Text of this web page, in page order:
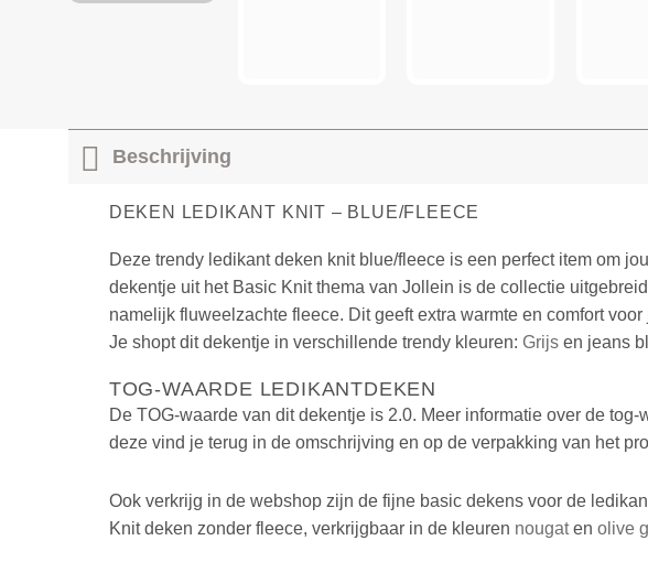
Beschrijving
DEKEN LEDIKANT KNIT – BLUE/FLEECE
Deze trendy ledikant deken knit blue/fleece is een perfect item om
dekentje uit het Basic Knit thema van Jollein is de collectie
namelijk fluweelzachte fleece. Dit geeft extra warmte en comfort voor
Je shopt dit dekentje in verschillende trendy kleuren: Grijsen jeans
TOG-WAARDE LEDIKANTDEKEN
De TOG-waarde van dit dekentje is 2.0. Meer informatie over de
deze vind je terug in de omschrijving en op de verpakking van het
Ook verkrijg in de webshop zijn de fijne basic dekens voor de
Knit deken zonder fleece, verkrijgbaar in de kleuren nougaten olive